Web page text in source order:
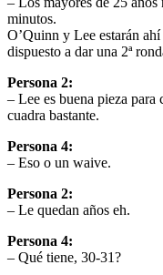
minutos.
O’Quinn y Lee estarán
dispuesto a dar una 2ª
Persona 2:
– Lee es buena pieza
cuadra bastante.
Persona 4:
– Eso o un waive.
Persona 2:
– Le quedan años eh.
Persona 4:
– Qué tiene, 30-31?